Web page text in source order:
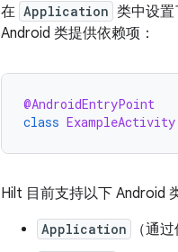
在 Application 类中设
Android 类提供依赖项：
@AndroidEntryPoint
class ExampleActivity
Hilt 目前支持以下 Android
Application （通